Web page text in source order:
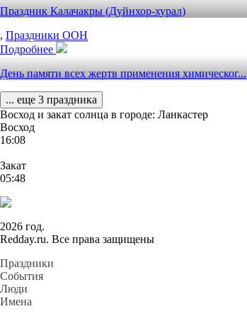
Праздник Калачакры (Дуйнхор-хурал)
, Праздники ООН
Подробнее
День памяти всех жертв применения химическог...
... еще 3 праздника
Восход и закат солнца в городе: Ланкастер
Восход
16:08
Закат
05:48
2026 год.
Redday.ru. Все права защищены
Праздники
События
Люди
Имена